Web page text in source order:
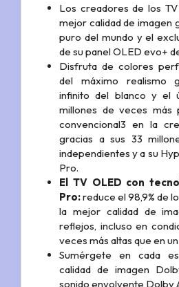
Los creadores de los
mejor calidad de imagen
puro del mundo y el
de su panel OLED evo+
Disfruta de colores
del máximo realismo
infinito del blanco y el
millones de veces más
convencional3 en la
gracias a sus 33
independientes y a su
Pro.
El TV OLED con
Pro:reduce el 98,9% de
la mejor calidad de
reflejos, incluso en
veces más altas que en
Sumérgete en cada
calidad de imagen
sonido envolvente Dolby